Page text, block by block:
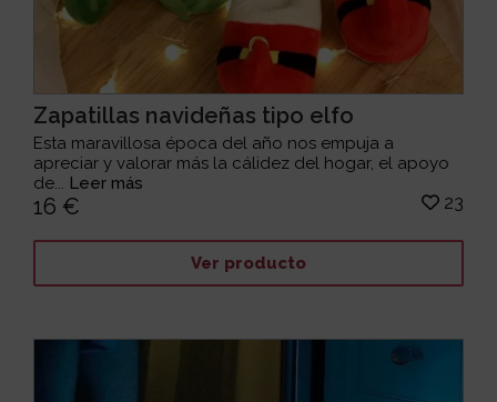
Zapatillas navideñas tipo elfo
Esta maravillosa época del año nos empuja a
apreciar y valorar más la cálidez del hogar, el apoyo
de... Leer más
16 € 23
Ver producto